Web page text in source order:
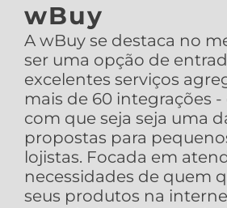
wBuy
A wBuy se destaca no
ser uma opção de
excelentes serviços
mais de 60 integrações -
com que seja seja uma
propostas para
lojistas. Focada em
necessidades de quem
seus produtos na